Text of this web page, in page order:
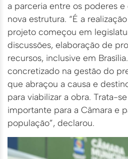
a parceria entre os poderes
nova estrutura. “É a
projeto começou em
discussões, elaboração de
recursos, inclusive em
concretizado na gestão do
que abraçou a causa e
para viabilizar a obra. Trata-
importante para a Câmara e
população”, declarou.